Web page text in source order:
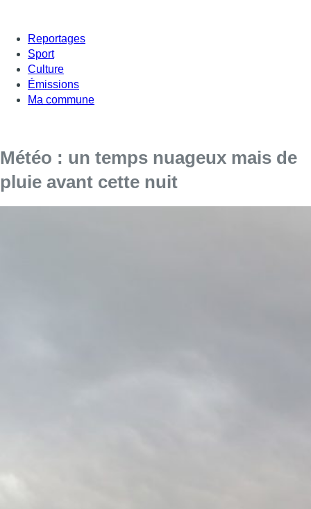
Reportages
Sport
Culture
Émissions
Ma commune
Météo : un temps nuageux mais de
pluie avant cette nuit